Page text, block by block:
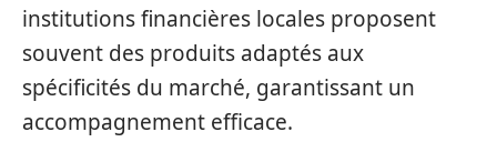
institutions financières locales proposent
souvent des produits adaptés aux
spécificités du marché, garantissant un
accompagnement efficace.